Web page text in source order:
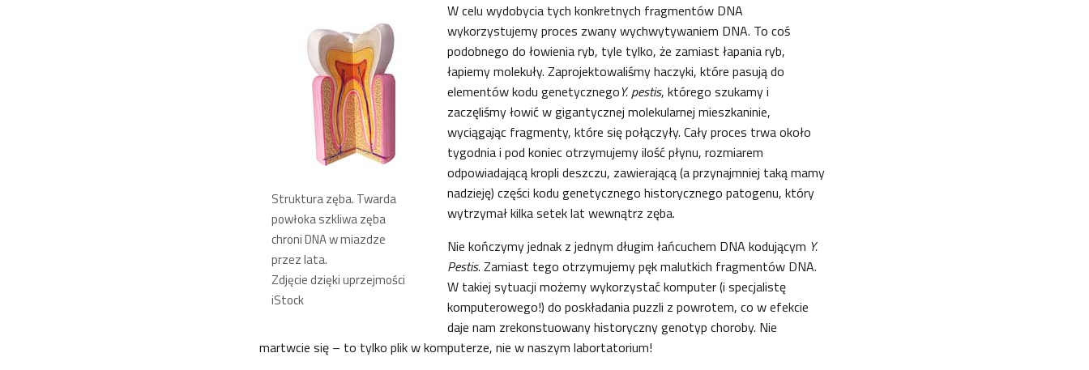
Struktura zęba. Twarda
powłoka szkliwa zęba
chroni DNA w miazdze
przez lata.
Zdjęcie dzięki uprzejmości
iStock
W celu wydobycia tych konkretnych fragmentów DNA
wykorzystujemy proces zwany wychwytywaniem DNA. To coś
podobnego do łowienia ryb, tyle tylko, że zamiast łapania ryb,
łapiemy molekuły. Zaprojektowaliśmy haczyki, które pasują do
elementów kodu genetycznegoY. pestis, którego szukamy i
zaczęliśmy łowić w gigantycznej molekularnej mieszkaninie,
wyciągając fragmenty, które się połączyły. Cały proces trwa około
tygodnia i pod koniec otrzymujemy ilość płynu, rozmiarem
odpowiadającą kropli deszczu, zawierającą (a przynajmniej taką mamy
nadzieję) części kodu genetycznego historycznego patogenu, który
wytrzymał kilka setek lat wewnątrz zęba.
Nie kończymy jednak z jednym długim łańcuchem DNA kodującym Y.
Pestis. Zamiast tego otrzymujemy pęk malutkich fragmentów DNA.
W takiej sytuacji możemy wykorzystać komputer (i specjalistę
komputerowego!) do poskładania puzzli z powrotem, co w efekcie
daje nam zrekonstuowany historyczny genotyp choroby. Nie
martwcie się – to tylko plik w komputerze, nie w naszym labortatorium!